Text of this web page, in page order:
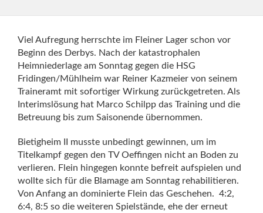
Viel Aufregung herrschte im Fleiner Lager schon vor
Beginn des Derbys. Nach der katastrophalen
Heimniederlage am Sonntag gegen die HSG
Fridingen/Mühlheim war Reiner Kazmeier von seinem
Traineramt mit sofortiger Wirkung zurückgetreten. Als
Interimslösung hat Marco Schilpp das Training und die
Betreuung bis zum Saisonende übernommen.
Bietigheim II musste unbedingt gewinnen, um im
Titelkampf gegen den TV Oeffingen nicht an Boden zu
verlieren. Flein hingegen konnte befreit aufspielen und
wollte sich für die Blamage am Sonntag rehabilitieren.
Von Anfang an dominierte Flein das Geschehen. 4:2,
6:4, 8:5 so die weiteren Spielstände, ehe der erneut